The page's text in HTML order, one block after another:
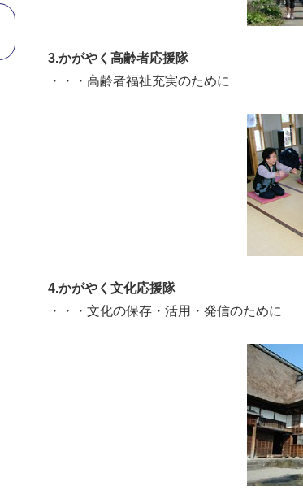
3.かがやく高齢者応援隊
・・・高齢者福祉充実のために
4.かがやく文化応援隊
・・・文化の保存・活用・発信のために